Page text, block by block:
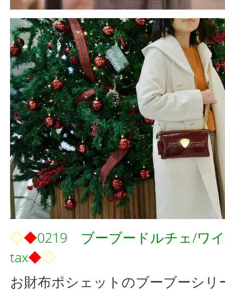
◇◆0219 ブーブードルチェ/ワ
tax◆◇
お財布ポシェットのブーブーシリ